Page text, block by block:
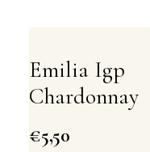
Emilia Igp
Chardonnay
€5,50